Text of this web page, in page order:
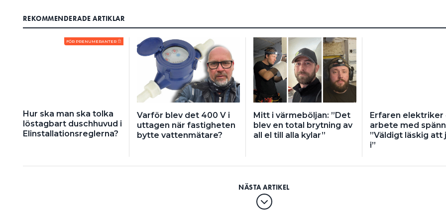
Martin
Adelros
kolla om han fått någon skada.
När den första chocken lagt sig kontrollmätte han igen i skåpet, med fluken.
Den visade fortfarande noll Volt. Då växlade Martin Adelros över till Ohm-
mätning och såg att det var låga Ohmtal, mellan 20 och 96. När han stängde av
huvudbrytaren på elcentralen inne i huset försvann Ohmtalen. De bör också
vara höga, så uppenbarligen var något fel.
– Det är ju jättefarligt, men jag vet fortfarande inte exakt vad det kan bero på.
De boende i huset blev också skärrade av händelsen, och jag kommer att jobba
vidare med felsökningen med min installationstestare (Metrel), säger Martin
Adelros.
ut en fråga i Facebook-gruppen Elektriker utan gränser, om vad
andra trodde kunde vara orsaken. Bland förslagen fanns dålig PEN ut från
REKOMMENDERADE ARTIKLAR
FÖR PRENUMERANTER
Hur ska man ska tolka
löstagbart duschhuvud i
Elinstallationsreglerna?
Varför blev det 400 V i
uttagen när fastigheten
bytte vattenmätare?
Mitt i värmeböljan: ”Det
blev en total brytning av
all el till alla kylar”
Erfaren elektriker
arbete med
”Väldigt läskig att
i”